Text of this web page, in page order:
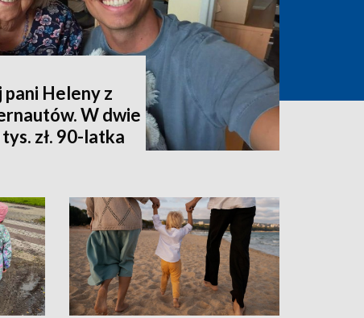
Heleny z
W dwie
zł. 90-latka